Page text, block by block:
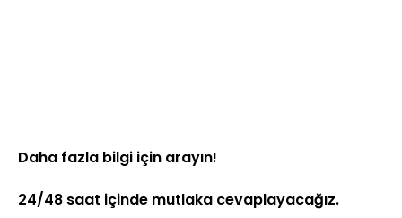
Daha fazla bilgi için arayın!
24/48 saat içinde mutlaka cevaplayacağız.